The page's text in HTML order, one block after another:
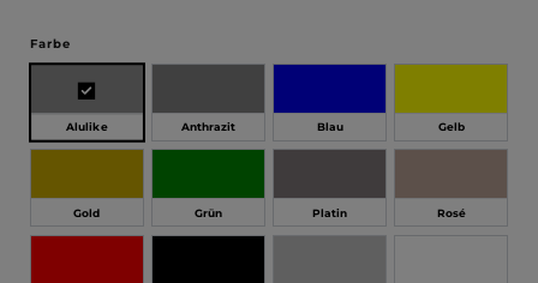
Farbeauswählen
Alulike Anthrazit Blau Gelb
Gold Grün Platin Rosé